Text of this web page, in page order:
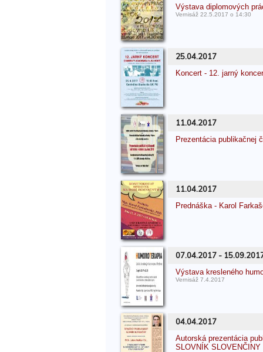
Výstava diplomových
Vernisáž 22.5.2017 o 14:30
25.04.2017
Koncert - 12. jarný
11.04.2017
Prezentácia publikačnej
11.04.2017
Prednáška - Karol
07.04.2017 -
Výstava kresleného
Vernisáž 7.4.2017
04.04.2017
Autorská prezentácia
SLOVNÍK